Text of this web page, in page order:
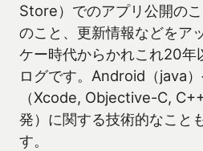
Store）でのアプリ公開の
のこと、更新情報などをア
ケー時代からかれこれ20年
ログです。Android（java
（Xcode, Objective-C,
発）に関する技術的なこと
す。